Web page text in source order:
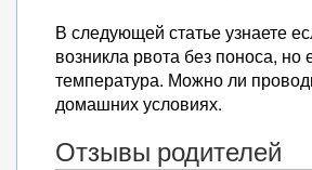
В следующей статье узнаете
возникла рвота без поноса, но
температура. Можно ли
домашних условиях.
Отзывы родителей